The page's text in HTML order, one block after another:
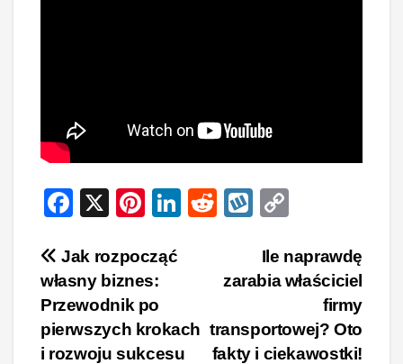
F
c
e
b
o
X
Pi
er
e
st
Li
dI
n
R
di
t
W
o
p
p
y
Li
n
Nawigacja
wpisu
Ile naprawdę
zarabia właściciel
firmy
transportowej? Oto
fakty i ciekawostki!
Jak rozpocząć
własny biznes:
Przewodnik po
pierwszych krokach
i rozwoju sukcesu